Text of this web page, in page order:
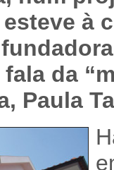
à
da
Paula